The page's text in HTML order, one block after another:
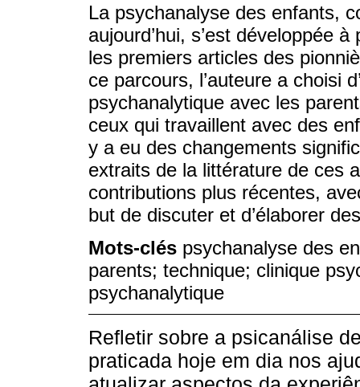
La psychanalyse des enfants,
aujourd’hui, s’est développée
les premiers articles des
ce parcours, l’auteure a choisi
psychanalytique avec les
ceux qui travaillent avec des
y a eu des changements
extraits de la littérature de ces
contributions plus récentes,
but de discuter et d’élaborer
Mots-clés psychanalyse des
parents; technique; clinique
psychanalytique
Refletir sobre a psicanálise
praticada hoje em dia nos